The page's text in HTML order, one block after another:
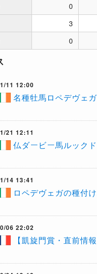
0
3
0
11 12:00
名種牡馬ロペデヴェ
21 12:11
仏ダービー馬ルック
14 13:41
ロペデヴェガの種付
06 22:02
【凱旋門賞・直前情